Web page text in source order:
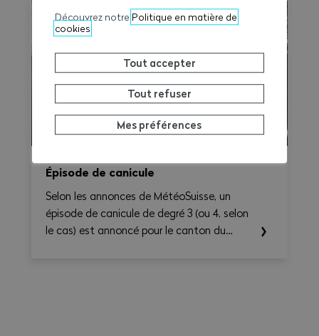
le temps de travail, les heures
supplémentaires, le temps de déplacement
hebdomadaire, tout en générant une
synthèse claire et exportable en PDF.
Épisode de canicule
Selon les annonces de MétéoSuisse, un
épisode de canicule de degré 3 (ou 4, selon
le cas) est annoncé pour le canton du
Découvrez notre Politique en matière de
cookies
Tout accepter
Tout refuser
Mes préférences